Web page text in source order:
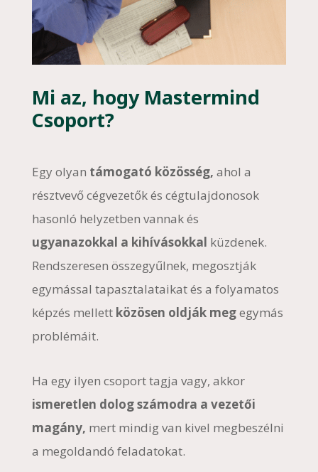
Mi az, hogy Mastermind
Csoport?
Egy olyan támogató közösség, ahol a
résztvevő cégvezetők és cégtulajdonosok
hasonló helyzetben vannak és
ugyanazokkal a kihívásokkal küzdenek.
Rendszeresen összegyűlnek, megosztják
egymással tapasztalataikat és a folyamatos
képzés mellett közösen oldják megegymás
problémáit.
Ha egy ilyen csoport tagja vagy, akkor
ismeretlen dolog számodra a vezetői
magány, mert mindig van kivel megbeszélni
a megoldandó feladatokat.